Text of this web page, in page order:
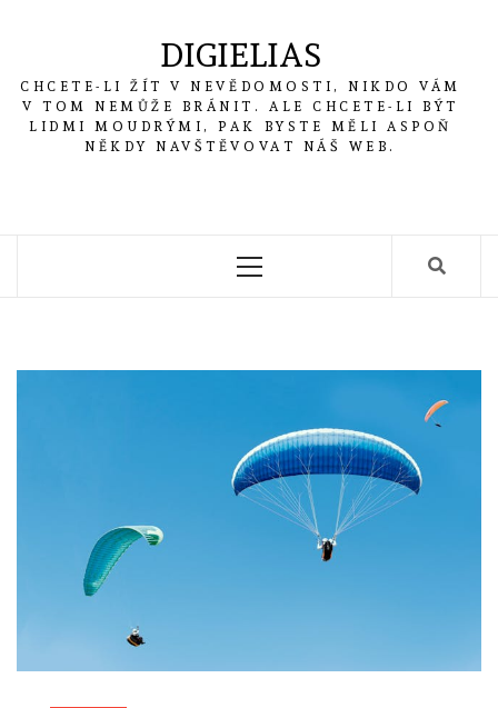
DIGIELIAS
CHCETE-LI ŽÍT V NEVĚDOMOSTI, NIKDO VÁM
V TOM NEMŮŽE BRÁNIT. ALE CHCETE-LI BÝT
LIDMI MOUDRÝMI, PAK BYSTE MĚLI ASPOŇ
NĚKDY NAVŠTĚVOVAT NÁŠ WEB.